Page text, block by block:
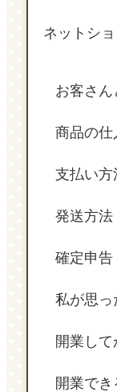
ネットシ
お客さ
商品の仕
支払い方
発送方法
確定申告
私が思っ
開業して
開業でき